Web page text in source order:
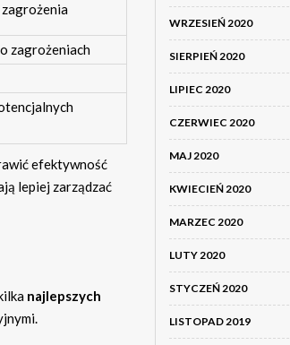
zagrożeniach
efektywność
lepiej zarządzać
najlepszych
WRZESIEŃ 2020
SIERPIEŃ 2020
LIPIEC 2020
CZERWIEC 2020
MAJ 2020
KWIECIEŃ 2020
MARZEC 2020
LUTY 2020
STYCZEŃ 2020
LISTOPAD 2019